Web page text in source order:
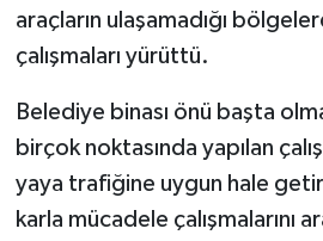
araçların ulaşamadığı
çalışmaları yürüttü.
Belediye binası önü başta
birçok noktasında yapılan
yaya trafiğine uygun hale
karla mücadele çalışmalarını